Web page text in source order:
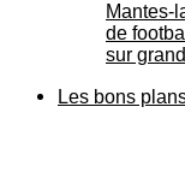
Mantes-
de
sur
Les bons